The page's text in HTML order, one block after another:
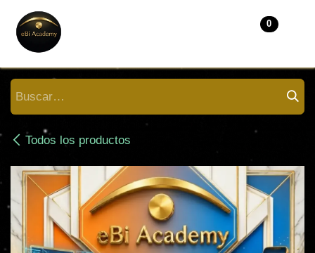
0
Todos los productos